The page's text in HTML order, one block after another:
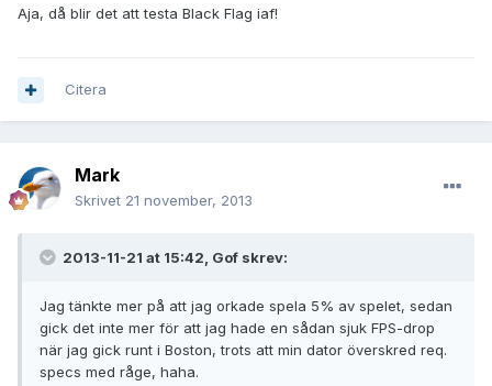
Aja, då blir det att testa Black Flag iaf!
Citera
Mark
Skrivet 21 november, 2013
2013-11-21 at 15:42, Gof skrev:
Jag tänkte mer på att jag orkade spela 5% av spelet, sedan
gick det inte mer för att jag hade en sådan sjuk FPS-drop
när jag gick runt i Boston, trots att min dator överskred req.
specs med råge, haha.